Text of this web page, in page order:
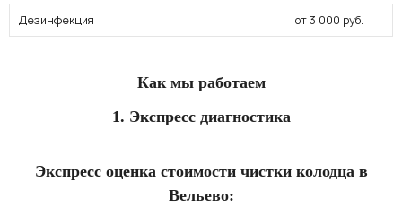
Дезинфекция от 3 000 руб.
Как мы работаем
1. Экспресс диагностика
Экспресс оценка стоимости чистки колодца в
Вельево: